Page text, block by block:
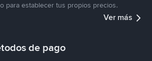
para establecer tus propios precios.
Ver más
de pago